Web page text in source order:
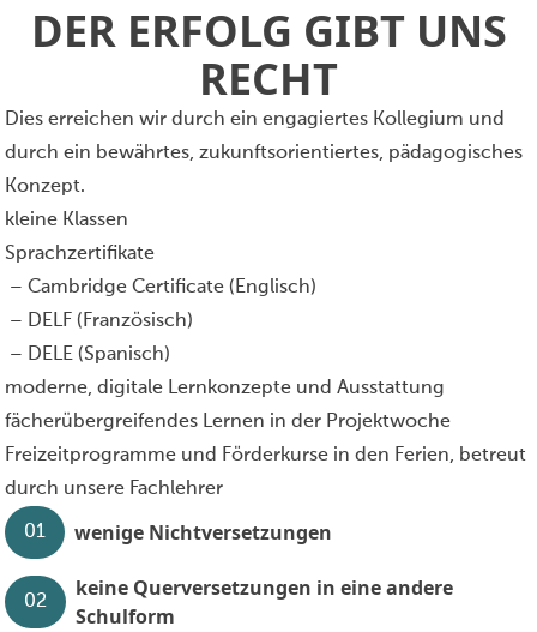
DER ERFOLG GIBT UNS
RECHT
Dies erreichen wir durch ein engagiertes Kollegium und
durch ein bewährtes, zukunftsorientiertes, pädagogisches
Konzept.
kleine Klassen
Sprachzertifikate
– Cambridge Certificate (Englisch)
– DELF (Französisch)
– DELE (Spanisch)
moderne, digitale Lernkonzepte und Ausstattung
fächerübergreifendes Lernen in der Projektwoche
Freizeitprogramme und Förderkurse in den Ferien, betreut
durch unsere Fachlehrer
01 wenige Nichtversetzungen
02
keine Querversetzungen in eine andere
Schulform